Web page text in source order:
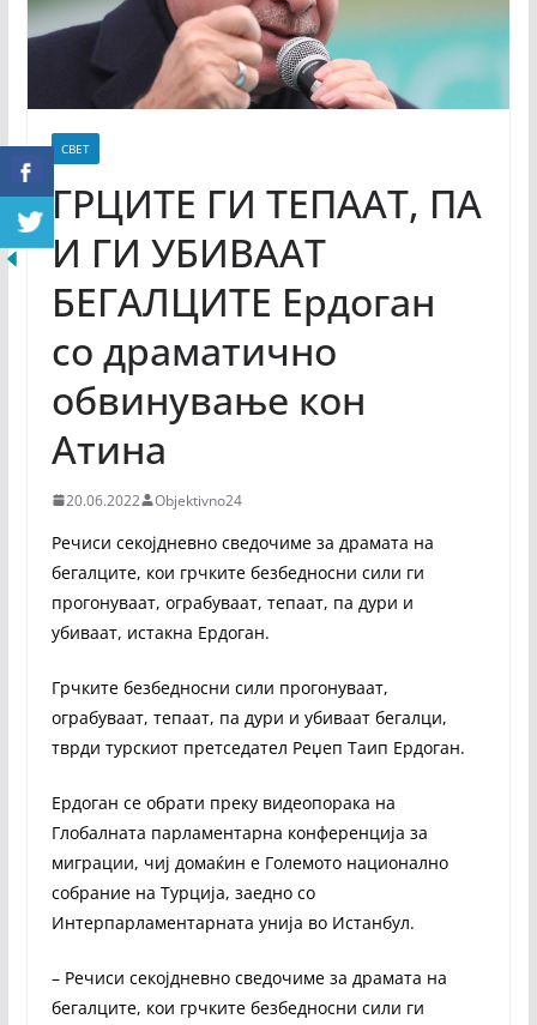
СВЕТ
ГРЦИТЕ ГИ ТЕПААТ, ПА
И ГИ УБИВААТ
БЕГАЛЦИТЕ Ердоган
со драматично
обвинување кон
Атина
20.06.2022 Objektivno24
Речиси секојдневно сведочиме за драмата на
бегалците, кои грчките безбедносни сили ги
прогонуваат, ограбуваат, тепаат, па дури и
убиваат, истакна Ердоган.
Грчките безбедносни сили прогонуваат,
ограбуваат, тепаат, па дури и убиваат бегалци,
тврди турскиот претседател Реџеп Таип Ердоган.
Ердоган се обрати преку видеопорака на
Глобалната парламентарна конференција за
миграции, чиј домаќин е Големото национално
собрание на Турција, заедно со
Интерпарламентарната унија во Истанбул.
– Речиси секојдневно сведочиме за драмата на
бегалците, кои грчките безбедносни сили ги